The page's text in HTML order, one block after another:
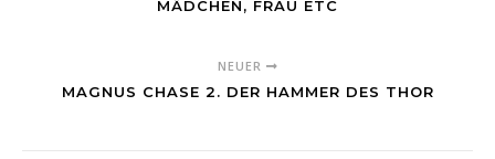
MÄDCHEN, FRAU ETC
NEUER
MAGNUS CHASE 2. DER HAMMER DES THOR